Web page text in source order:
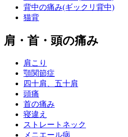
背中の痛み(ギックリ背中)
猫背
肩・首・頭の痛み
肩こり
顎関節症
四十肩、五十肩
頭痛
首の痛み
寝違え
ストレートネック
メニエール病